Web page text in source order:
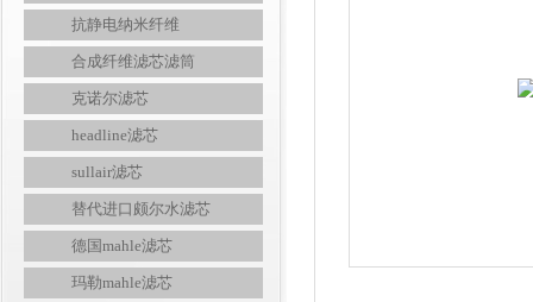
抗静电纳米纤维
合成纤维滤芯滤筒
克诺尔滤芯
headline滤芯
sullair滤芯
替代进口颇尔水滤芯
德国mahle滤芯
玛勒mahle滤芯